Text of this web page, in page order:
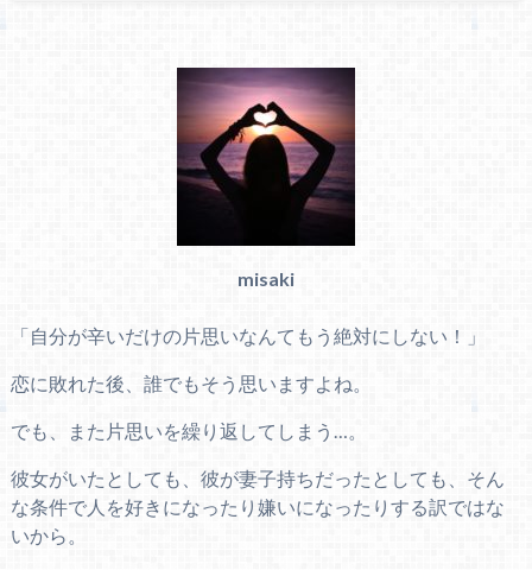
misaki
「自分が辛いだけの片思いなんてもう絶対にしない！」
恋に敗れた後、誰でもそう思いますよね。
でも、また片思いを繰り返してしまう…。
彼女がいたとしても、彼が妻子持ちだったとしても、そん
な条件で人を好きになったり嫌いになったりする訳ではな
いから。